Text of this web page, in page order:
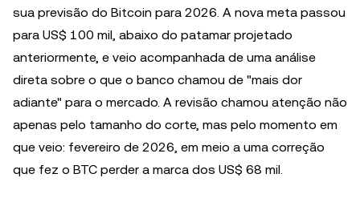
sua previsão do Bitcoin para 2026. A nova meta passou
para US$ 100 mil, abaixo do patamar projetado
anteriormente, e veio acompanhada de uma análise
direta sobre o que o banco chamou de "mais dor
adiante" para o mercado. A revisão chamou atenção não
apenas pelo tamanho do corte, mas pelo momento em
que veio: fevereiro de 2026, em meio a uma correção
que fez o BTC perder a marca dos US$ 68 mil.